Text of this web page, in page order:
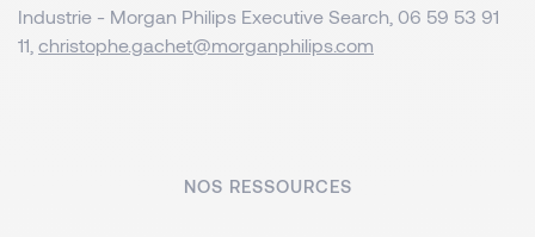
Industrie - Morgan Philips Executive Search, 06 59 53 91
11, christophe.gachet@morganphilips.com
NOS RESSOURCES